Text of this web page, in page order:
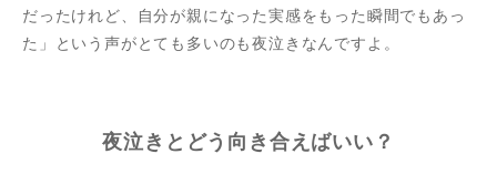
だったけれど、自分が親になった実感をもった瞬間でもあっ
た」という声がとても多いのも夜泣きなんですよ。
夜泣きとどう向き合えばいい？